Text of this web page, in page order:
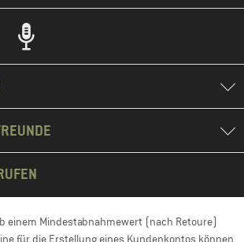
einem Mindestabnahmewert (nach Retoure)
für die Erstellung eines Kundenkontos können